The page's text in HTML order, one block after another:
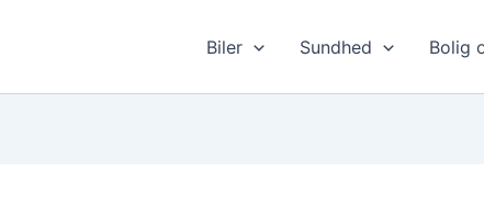
Biler Sundhed Bolig